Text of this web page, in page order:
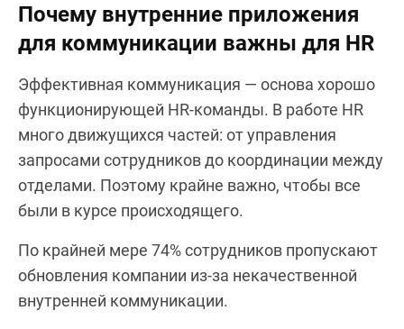
Почему внутренние приложения
для коммуникации важны для HR
Эффективная коммуникация — основа хорошо
функционирующей HR-команды. В работе HR
много движущихся частей: от управления
запросами сотрудников до координации между
отделами. Поэтому крайне важно, чтобы все
были в курсе происходящего.
По крайней мере 74% сотрудников пропускают
обновления компании из-за некачественной
внутренней коммуникации.